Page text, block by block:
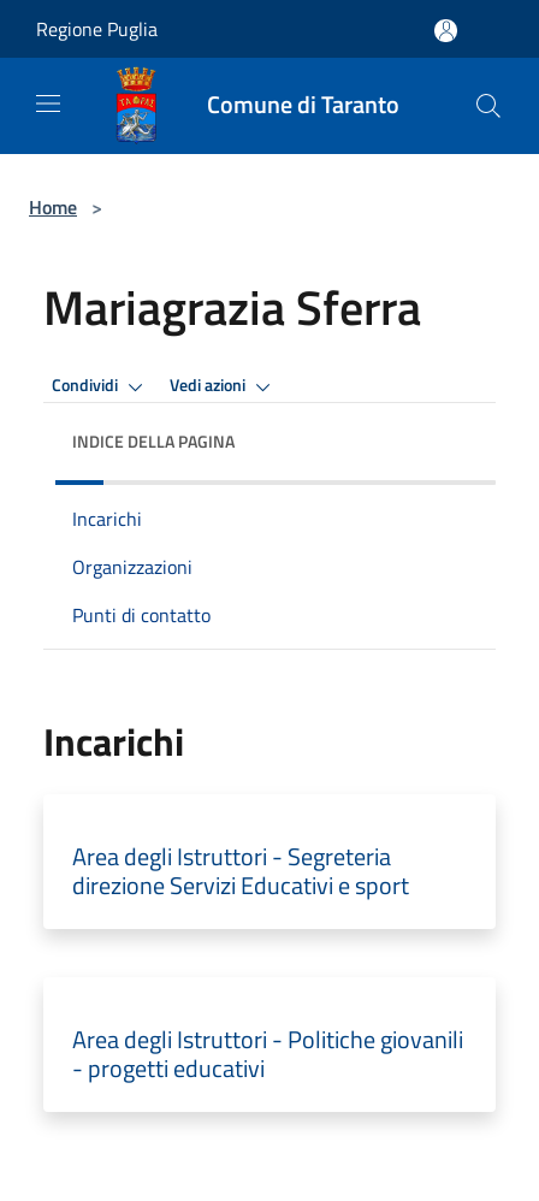
Regione Puglia
Comune di Taranto
Home >
Mariagrazia Sferra
Condividi Vedi azioni
INDICE DELLA PAGINA
Incarichi
Organizzazioni
Punti di contatto
Incarichi
Area degli Istruttori - Segreteria
direzione Servizi Educativi e sport
Area degli Istruttori - Politiche giovanili
- progetti educativi